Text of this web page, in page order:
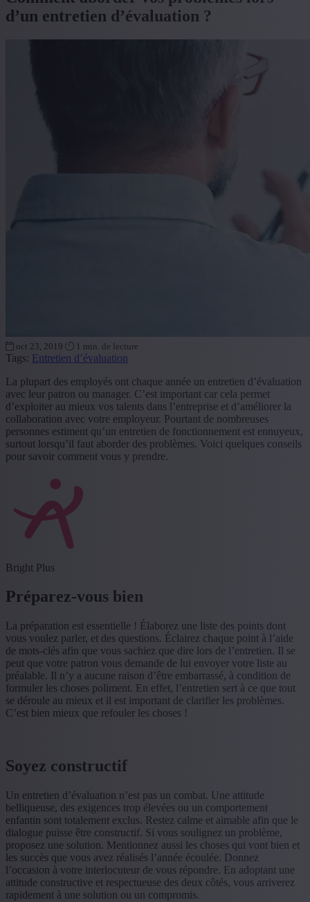
d’un entretien d’évaluation ?
oct 23, 2019 1 min. de lecture
Tags: Entretien d’évaluation
La plupart des employés ont chaque année un entretien d’évaluation
avec leur patron ou manager. C’est important car cela permet
d’exploiter au mieux vos talents dans l’entreprise et d’améliorer la
collaboration avec votre employeur. Pourtant de nombreuses
personnes estiment qu’un entretien de fonctionnement est ennuyeux,
surtout lorsqu’il faut aborder des problèmes. Voici quelques conseils
pour savoir comment vous y prendre.
Bright Plus
Préparez-vous bien
La préparation est essentielle ! Élaborez une liste des points dont
vous voulez parler, et des questions. Éclairez chaque point à l’aide
de mots-clés afin que vous sachiez que dire lors de l’entretien. Il se
peut que votre patron vous demande de lui envoyer votre liste au
préalable. Il n’y a aucune raison d’être embarrassé, à condition de
formuler les choses poliment. En effet, l’entretien sert à ce que tout
se déroule au mieux et il est important de clarifier les problèmes.
C’est bien mieux que refouler les choses !
Soyez constructif
Un entretien d’évaluation n’est pas un combat. Une attitude
belliqueuse, des exigences trop élevées ou un comportement
enfantin sont totalement exclus. Restez calme et aimable afin que le
dialogue puisse être constructif. Si vous soulignez un problème,
proposez une solution. Mentionnez aussi les choses qui vont bien et
les succès que vous avez réalisés l’année écoulée. Donnez
l’occasion à votre interlocuteur de vous répondre. En adoptant une
attitude constructive et respectueuse des deux côtés, vous arriverez
rapidement à une solution ou un compromis.